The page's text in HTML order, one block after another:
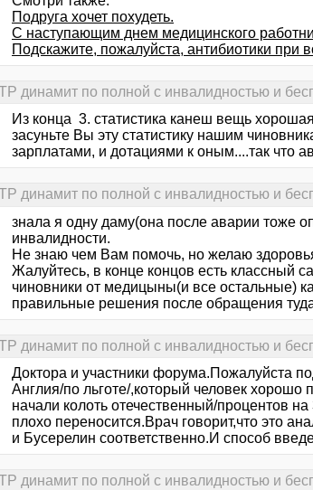
Подруга хочет похудеть.
С наступающим днем медицинского
Подскажите, пожалуйста, антибиотики при
динамит по полной с инвалидностью и
Из конца 3. статистика канеш вещь
засуньте Вы эту статистику нашим
зарплатами, и дотациями к оным....так что
динамит по полной с инвалидностью и
знала я одну даму(она после аварии тоже
инвалидности.
Не знаю чем Вам помочь, но желаю
Жалуйтесь, в конце концов есть классный
чиновники от медицыны(и все остальные)
правильные решения после обращения
динамит по полной с инвалидностью и
Доктора и участники форума.Пожалуйста
Англия/по льготе/,который человек хорошо
начали колоть отечественный/процентов
плохо переносится.Врач говорит,что это
и Бусерелин соответственно.И способ
динамит по полной с инвалидностью и